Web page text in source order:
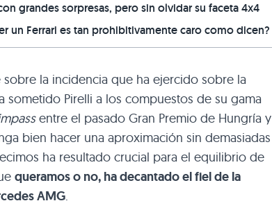
grandes sorpresas, pero sin olvidar su faceta 4x4
un Ferrari es tan prohibitivamente caro como dicen?
la incidencia que ha ejercido sobre la
Pirelli a los compuestos de su gama
entre el pasado Gran Premio de Hungría y
bien hacer una aproximación sin demasiadas
ha resultado crucial para el equilibrio de
queramos o no, ha decantado el fiel de la
AMG.